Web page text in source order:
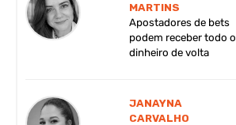
MARTINS
Apostadores de bets
podem receber todo o
dinheiro de volta
JANAYNA
CARVALHO